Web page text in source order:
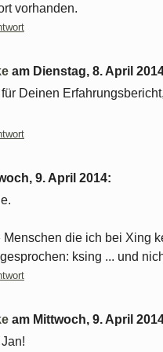
vorhanden.
am Dienstag, 8. April
Deinen
9. April 2014:
Menschen die ich bei Xing
ksing ... und
am Mittwoch, 9. April